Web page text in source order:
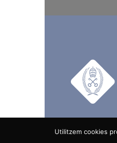
Utilitzem cookies